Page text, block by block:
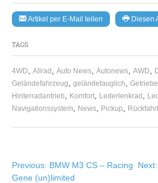
Artikel per E-Mail teilen Diesen
TAGS
4WD Allrad Auto News Autonews AWD
Geländefahrzeug geländetauglich
Hinterradantrieb Komfort Lederlenkrad
Navigationssystem News Pickup
Beitragsnavigation
Previous: BMW M3 CS – Racing
Gene (un)limited
Next: